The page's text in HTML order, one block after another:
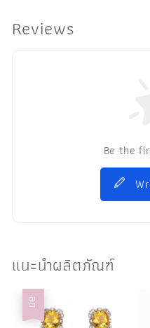
Reviews
Be the
แนะนำผลิตภัณฑ์
ลด